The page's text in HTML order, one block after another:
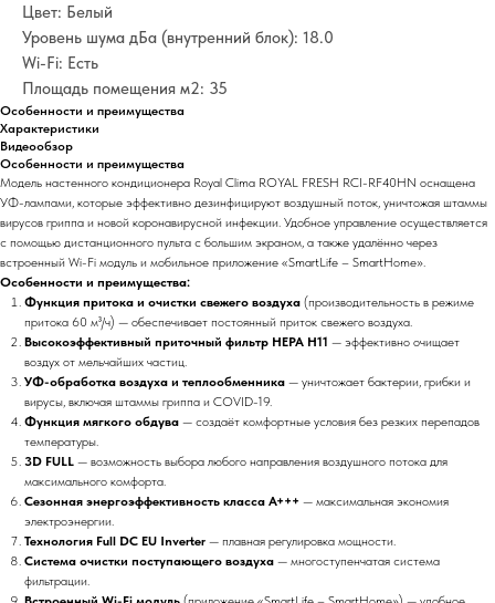
Цвет: Белый
Уровень шума дБа (внутренний блок): 18.0
Wi-Fi: Есть
Площадь помещения м2: 35
Особенности и преимущества
Характеристики
Видеообзор
Особенности и преимущества
Модель настенного кондиционера Royal Clima ROYAL FRESH RCI-RF40HN оснащена
УФ-лампами, которые эффективно дезинфицируют воздушный поток, уничтожая штаммы
вирусов гриппа и новой коронавирусной инфекции. Удобное управление осуществляется
с помощью дистанционного пульта с большим экраном, а также удалённо через
встроенный Wi-Fi модуль и мобильное приложение «SmartLife – SmartHome».
Особенности и преимущества:
Функция притока и очистки свежего воздуха (производительность в режиме
притока 60 м³/ч) — обеспечивает постоянный приток свежего воздуха.
Высокоэффективный приточный фильтр НЕРА Н11 — эффективно очищает
воздух от мельчайших частиц.
УФ-обработка воздуха и теплообменника — уничтожает бактерии, грибки и
вирусы, включая штаммы гриппа и COVID-19.
Функция мягкого обдува — создаёт комфортные условия без резких перепадов
температуры.
3D FULL — возможность выбора любого направления воздушного потока для
максимального комфорта.
Сезонная энергоэффективность класса А+++ — максимальная экономия
электроэнергии.
Технология Full DC EU Inverter — плавная регулировка мощности.
Система очистки поступающего воздуха — многоступенчатая система
фильтрации.